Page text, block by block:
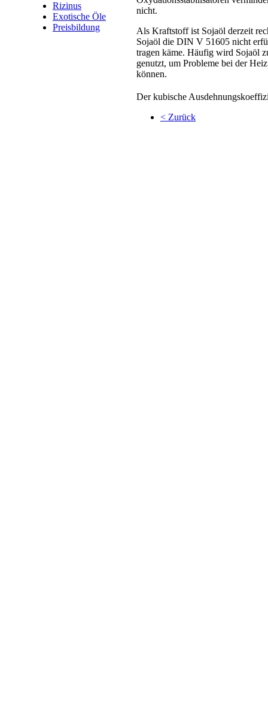
Rizinus
Exotische Öle
Preisbildung
nicht.
Als Kraftstoff ist Sojaöl derzeit
Sojaöl die DIN V 51605 nicht
tragen käme. Häufig wird Sojaöl
genutzt, um Probleme bei der
können.
Der kubische
< Zurück